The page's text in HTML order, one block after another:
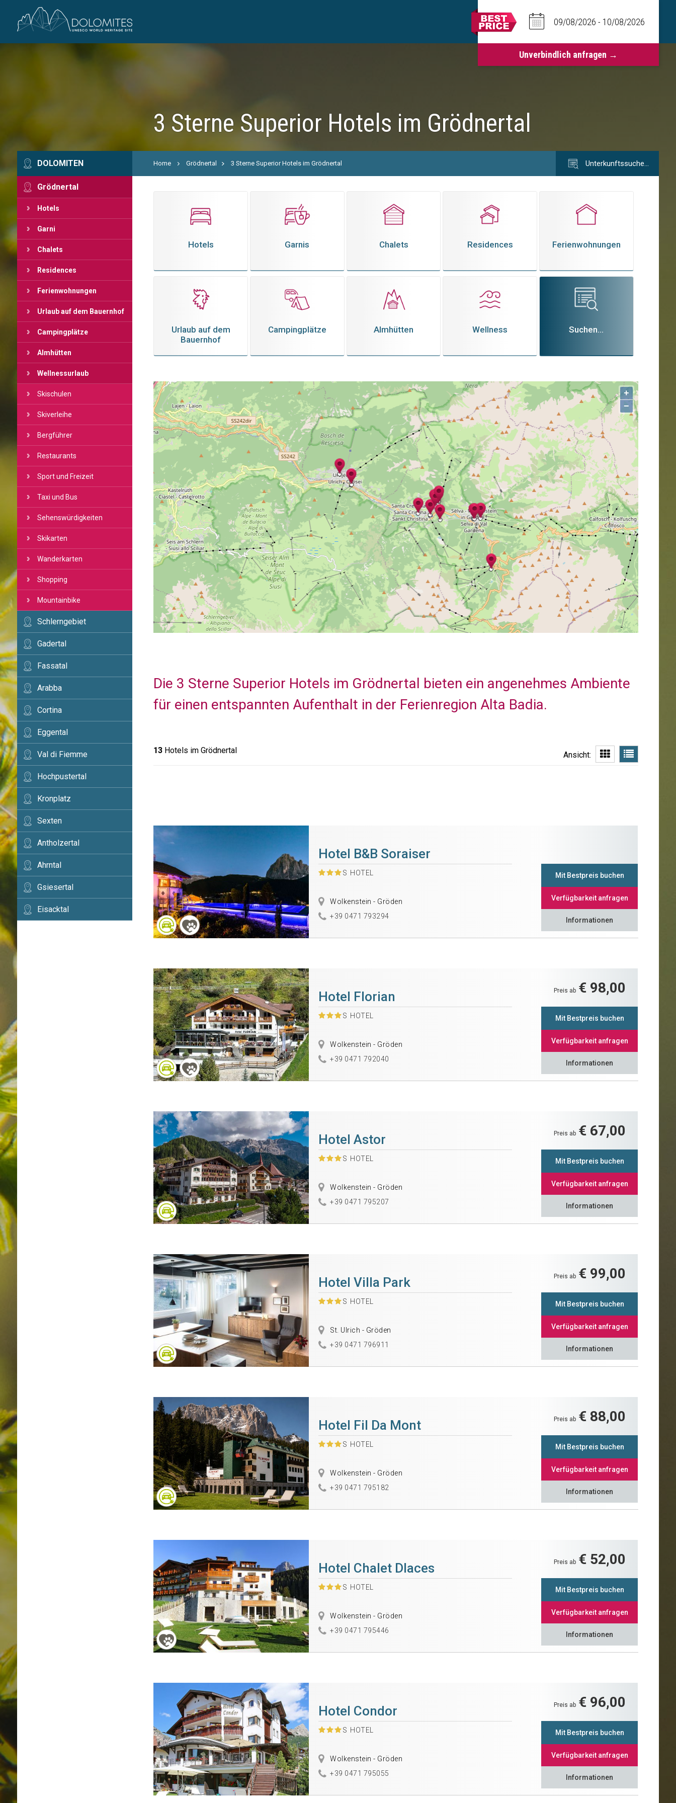
3 Sterne Superior Hotels im Grödnertal
DOLOMITEN
Grödnertal
Hotels
Garni
Chalets
Residences
Ferienwohnungen
Urlaub auf dem Bauernhof
Campingplätze
Almhütten
Wellnessurlaub
Skischulen
Skiverleihe
Bergführer
Restaurants
Sport und Freizeit
Taxi und Bus
Sehenswürdigkeiten
Skikarten
Wanderkarten
Shopping
Mountainbike
Schlerngebiet
Gadertal
Fassatal
Arabba
Cortina
Eggental
Val di Fiemme
Hochpustertal
Kronplatz
Sexten
Antholzertal
Ahrntal
Gsiesertal
Eisacktal
Home Grödnertal 3 Sterne Superior Hotels im Grödnertal Unterkunftssuche…
Hotels Garnis Chalets Residences Ferienwohnungen
Urlaub auf dem
Bauernhof
Campingplätze Almhütten Wellness Suchen...
+
−
Die 3 Sterne Superior Hotels im Grödnertal bieten ein angenehmes Ambiente
für einen entspannten Aufenthalt in der Ferienregion Alta Badia.
13 Hotels im Grödnertal Ansicht:
Hotel B&B Soraiser
S HOTEL
Wolkenstein - Gröden
+39 0471 793294
Mit Bestpreis buchen
Verfügbarkeit anfragen
Informationen
Hotel Florian
S HOTEL
Wolkenstein - Gröden
+39 0471 792040
Preis ab € 98,00
Mit Bestpreis buchen
Verfügbarkeit anfragen
Informationen
Hotel Astor
S HOTEL
Wolkenstein - Gröden
+39 0471 795207
Preis ab € 67,00
Mit Bestpreis buchen
Verfügbarkeit anfragen
Informationen
Hotel Villa Park
S HOTEL
St. Ulrich - Gröden
+39 0471 796911
Preis ab € 99,00
Mit Bestpreis buchen
Verfügbarkeit anfragen
Informationen
Hotel Fil Da Mont
S HOTEL
Wolkenstein - Gröden
+39 0471 795182
Preis ab € 88,00
Mit Bestpreis buchen
Verfügbarkeit anfragen
Informationen
Hotel Chalet Dlaces
S HOTEL
Wolkenstein - Gröden
+39 0471 795446
Preis ab € 52,00
Mit Bestpreis buchen
Verfügbarkeit anfragen
Informationen
Hotel Condor
S HOTEL
Wolkenstein - Gröden
+39 0471 795055
Preis ab € 96,00
Mit Bestpreis buchen
Verfügbarkeit anfragen
Informationen